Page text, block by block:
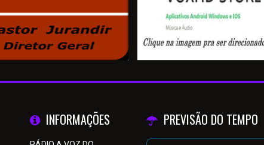
INFORMAÇÕES PREVISÃO DO TEMPO